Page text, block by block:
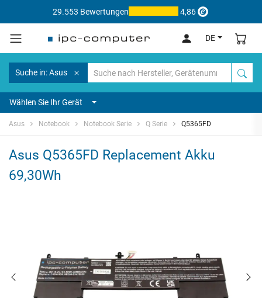
29.553 Bewertungen 4,86
DE
Suche in: Asus
Wählen Sie Ihr Gerät
Asus Notebook Notebook Serie Q Serie Q5365FD
Asus Q5365FD Replacement Akku
69,30Wh